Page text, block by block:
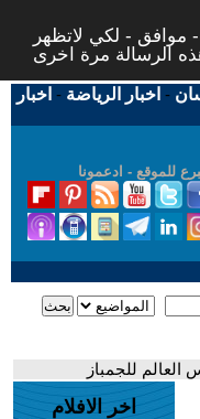
موافق - لكي لاتظهر
- اخبار الرياضة - اخبار
للموقع - ادعمونا
اخر الافلام